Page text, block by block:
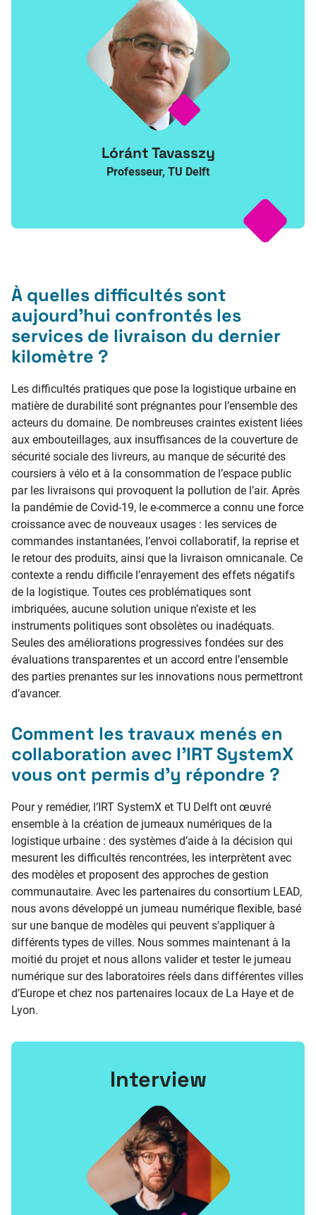
Lóránt Tavasszy
Professeur, TU Delft
À quelles difficultés sont
aujourd’hui confrontés les
services de livraison du dernier
kilomètre ?
Les difficultés pratiques que pose la logistique urbaine en
matière de durabilité sont prégnantes pour l’ensemble des
acteurs du domaine. De nombreuses craintes existent liées
aux embouteillages, aux insuffisances de la couverture de
sécurité sociale des livreurs, au manque de sécurité des
coursiers à vélo et à la consommation de l’espace public
par les livraisons qui provoquent la pollution de l’air. Après
la pandémie de Covid-19, le e-commerce a connu une force
croissance avec de nouveaux usages : les services de
commandes instantanées, l’envoi collaboratif, la reprise et
le retour des produits, ainsi que la livraison omnicanale. Ce
contexte a rendu difficile l’enrayement des effets négatifs
de la logistique. Toutes ces problématiques sont
imbriquées, aucune solution unique n’existe et les
instruments politiques sont obsolètes ou inadéquats.
Seules des améliorations progressives fondées sur des
évaluations transparentes et un accord entre l’ensemble
des parties prenantes sur les innovations nous permettront
d’avancer.
Comment les travaux menés en
collaboration avec l’IRT SystemX
vous ont permis d’y répondre ?
Pour y remédier, l’IRT SystemX et TU Delft ont œuvré
ensemble à la création de jumeaux numériques de la
logistique urbaine : des systèmes d’aide à la décision qui
mesurent les difficultés rencontrées, les interprètent avec
des modèles et proposent des approches de gestion
communautaire. Avec les partenaires du consortium LEAD,
nous avons développé un jumeau numérique flexible, basé
sur une banque de modèles qui peuvent s’appliquer à
différents types de villes. Nous sommes maintenant à la
moitié du projet et nous allons valider et tester le jumeau
numérique sur des laboratoires réels dans différentes villes
d’Europe et chez nos partenaires locaux de La Haye et de
Lyon.
Interview